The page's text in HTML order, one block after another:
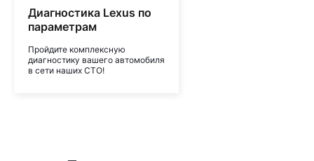
Диагностика Lexus по
параметрам
Пройдите комплексную
диагностику вашего автомобиля
в сети наших СТО!